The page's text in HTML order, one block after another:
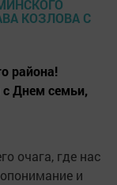
района!
Днем семьи,
очага, где нас
и